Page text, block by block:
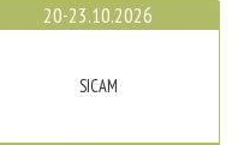
20-23.10.2026
SICAM